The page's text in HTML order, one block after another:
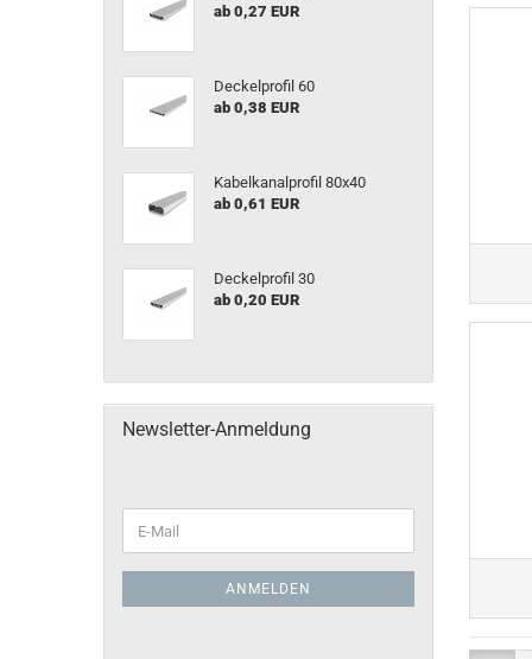
ab 0,27 EUR
Deckelprofil 60
ab 0,38 EUR
Kabelkanalprofil 80x40
ab 0,61 EUR
Deckelprofil 30
ab 0,20 EUR
Newsletter-Anmeldung
ANMELDEN